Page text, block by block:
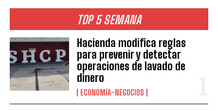
TOP 5 SEMANA
Hacienda modifica reglas
para prevenir y detectar
operaciones de lavado de
dinero
ECONOMÍA-NEGOCIOS